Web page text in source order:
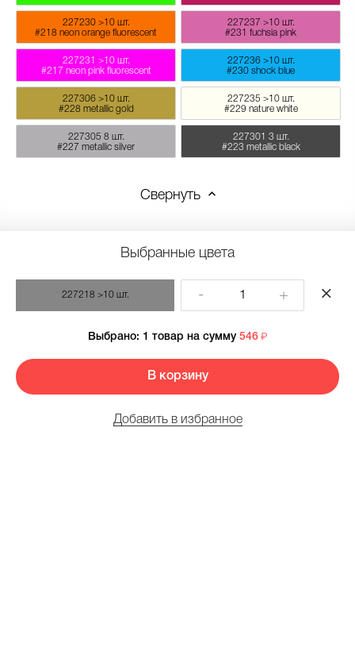
227230
#218 neon orange fluorescent
>10 шт.
227231
#217 neon pink fluorescent
>10 шт.
227306
#228 metallic gold
>10 шт.
227305
#227 metallic silver
8 шт.
227237
#231 fuchsia pink
>10 шт.
227236
#230 shock blue
>10 шт.
227235
#229 nature white
>10 шт.
227301
#223 metallic black
3 шт.
Свернуть
Выбранные цвета
227218 >10 шт. - +
Выбрано: 1 товар на сумму 546
В корзину
Добавить в избранное